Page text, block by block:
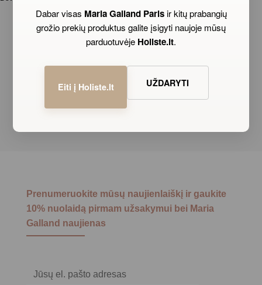
Dabar visas Maria Galland Parisir kitų prabangių
grožio prekių produktus galite įsigyti naujoje mūsų
parduotuvėje Holiste.lt.
Eiti į Holiste.lt UŽDARYTI
prenumeratoriams
Odos diagnostika Jums patogiausiame Maria Galland grožio institute
Prenumeruokite mūsų naujienlaiškį ir gaukite
10% nuolaidą pirmam užsakymui bei Maria
Galland naujienas